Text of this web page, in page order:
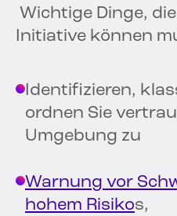
Wichtige Dinge, die
Initiative können
Identifizieren,
ordnen Sie
Umgebung zu
Warnung vor
hohem Risikos,